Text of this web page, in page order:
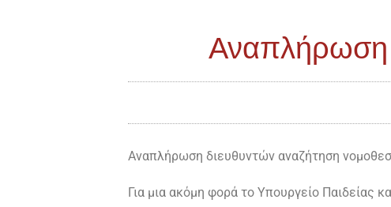
Αναπλήρωση
Αναπλήρωση διευθυντών αναζήτηση
Για μια ακόμη φορά το Υπουργείο Παιδείας